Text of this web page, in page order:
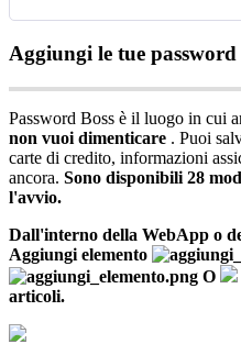
Aggiungi le tue password
Password Boss è il luogo in cui
non vuoi dimenticare . Puoi
carte di credito, informazioni
ancora. Sono disponibili 28
l'avvio.
Dall'interno della WebApp o
Aggiungi elemento
O
articoli.